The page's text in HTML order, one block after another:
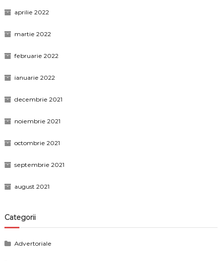
aprilie 2022
martie 2022
februarie 2022
ianuarie 2022
decembrie 2021
noiembrie 2021
octombrie 2021
septembrie 2021
august 2021
Categorii
Advertoriale